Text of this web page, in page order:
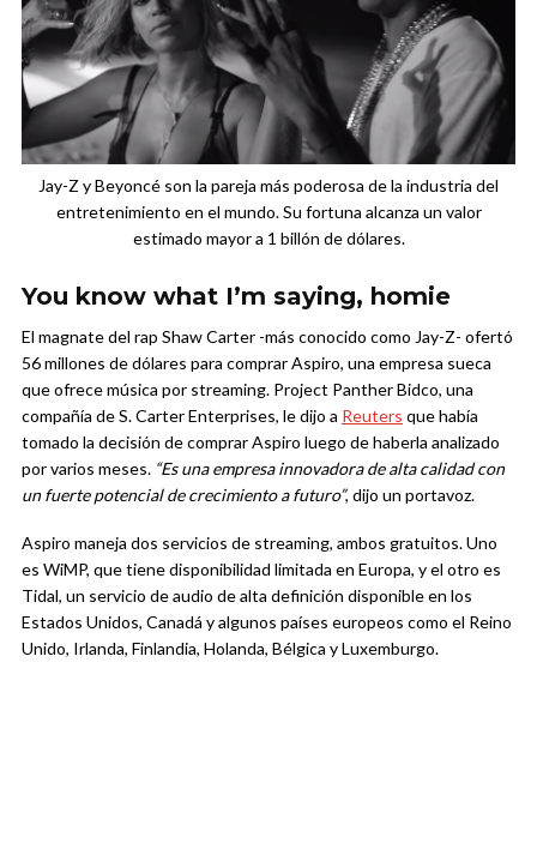
Jay-Z y Beyoncé son la pareja más poderosa de la industria del
entretenimiento en el mundo. Su fortuna alcanza un valor
estimado mayor a 1 billón de dólares.
You know what I’m saying, homie
El magnate del rap Shaw Carter -más conocido como Jay-Z- ofertó
56 millones de dólares para comprar Aspiro, una empresa sueca
que ofrece música por streaming. Project Panther Bidco, una
compañía de S. Carter Enterprises, le dijo a Reuters que había
tomado la decisión de comprar Aspiro luego de haberla analizado
por varios meses. “Es una empresa innovadora de alta calidad con
un fuerte potencial de crecimiento a futuro”, dijo un portavoz.
Aspiro maneja dos servicios de streaming, ambos gratuitos. Uno
es WiMP, que tiene disponibilidad limitada en Europa, y el otro es
Tidal, un servicio de audio de alta definición disponible en los
Estados Unidos, Canadá y algunos países europeos como el Reino
Unido, Irlanda, Finlandia, Holanda, Bélgica y Luxemburgo.